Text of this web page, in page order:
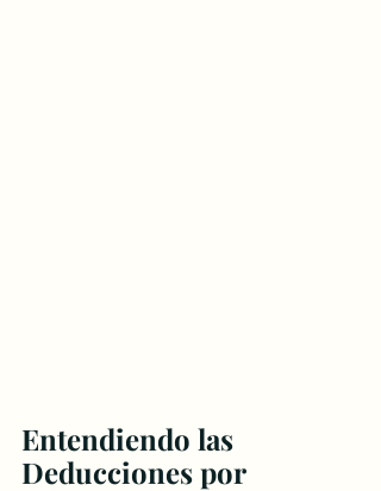
Entendiendo las
Deducciones por